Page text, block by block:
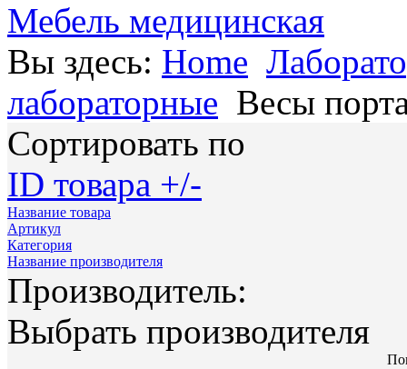
Мебель медицинская
Вы здесь: Home
лабораторные Весы
Сортировать по
ID товара +/-
Название товара
Артикул
Категория
Название производителя
Производитель:
Выбрать производителя